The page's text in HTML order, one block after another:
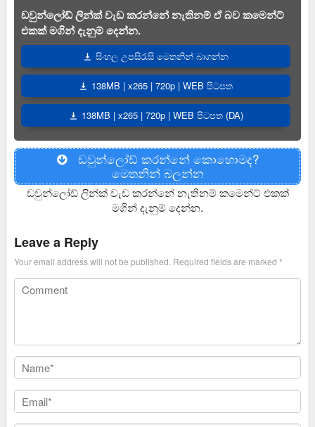
ඩවුන්ලෝඩ් ලින්ක් වැඩ කරන්නේ නැතිනම් ඒ බව කමෙන්ට්
එකක් මගින් දැනුම් දෙන්න.
සිංහල උපසිරැසි මෙතනින් බාගන්න
138MB | x265 | 720p | WEB පිටපත
138MB | x265 | 720p | WEB පිටපත (DA)
ඩවුන්ලෝඩ් කරන්නේ කොහොමද?
මෙතනින් බලන්න
ඩවුන්ලෝඩ් ලින්ක් වැඩ කරන්නේ නැතිනම් කමෙන්ට් එකක්
මගින් දැනුම් දෙන්න.
Leave a Reply
Your email address will not be published. Required fields are marked *